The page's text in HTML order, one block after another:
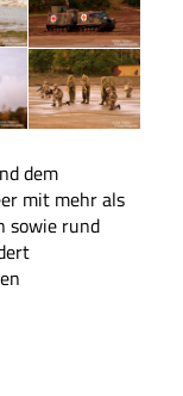
dem
mit mehr als
sowie rund